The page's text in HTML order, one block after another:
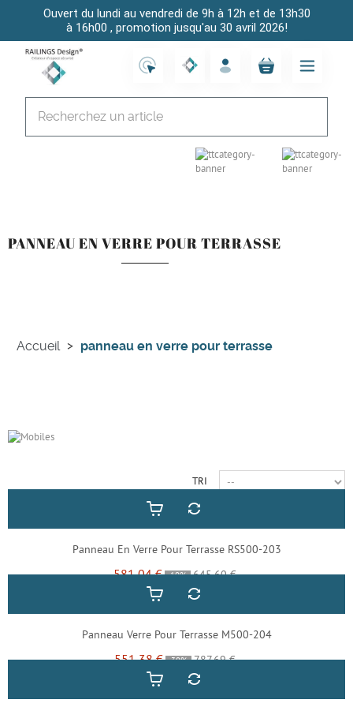
Ouvert du lundi au vendredi de 9h à 12h et de 13h30
à 16h00 , promotion jusqu'au 30 avril 2026!
PANNEAU EN VERRE POUR TERRASSE
Accueil panneau en verre pour terrasse
TRI
Panneau En Verre Pour Terrasse RS500-203
581,04 € -10% 645,60 €
Panneau Verre Pour Terrasse M500-204
551,38 € -30% 787,69 €